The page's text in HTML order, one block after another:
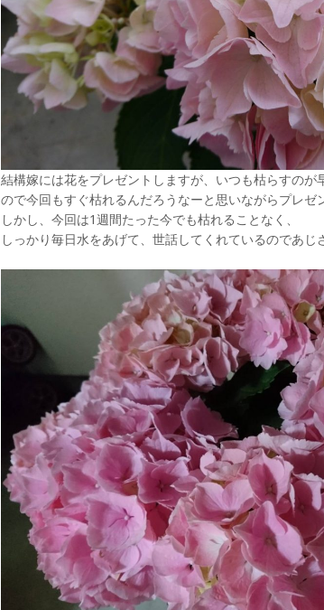
結構嫁には花をプレゼントしますが、いつも枯らすのが
ので今回もすぐ枯れるんだろうなーと思いながらプレゼ
しかし、今回は1週間たった今でも枯れることなく、
しっかり毎日水をあげて、世話してくれているのであじ